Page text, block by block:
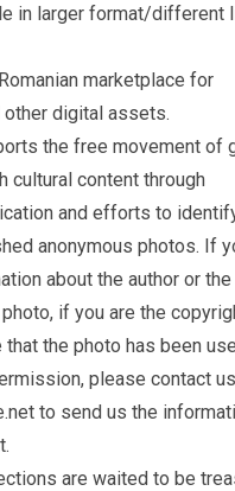
in larger format/different
marketplace for
other digital assets.
the free movement of
cultural content through
and efforts to
anonymous photos. If
about the author or
if you are the
the photo has been
please contact
to send us the
are waited to be